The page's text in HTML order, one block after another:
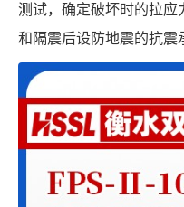
测试，确定破坏时的拉应
和隔震后设防地震的抗震